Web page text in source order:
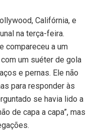
Califórnia, e
na terça-feira.
compareceu a um
um suéter de gola
e pernas. Ele não
para responder às
se havia lido a
de capa a capa”, mas